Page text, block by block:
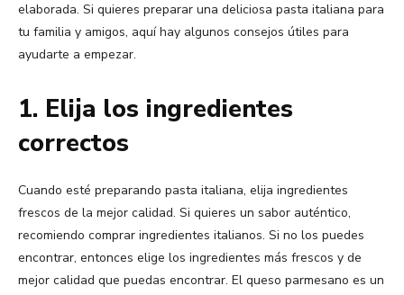
elaborada. Si quieres preparar una deliciosa pasta italiana para
tu familia y amigos, aquí hay algunos consejos útiles para
ayudarte a empezar.
1. Elija los ingredientes
correctos
Cuando esté preparando pasta italiana, elija ingredientes
frescos de la mejor calidad. Si quieres un sabor auténtico,
recomiendo comprar ingredientes italianos. Si no los puedes
encontrar, entonces elige los ingredientes más frescos y de
mejor calidad que puedas encontrar. El queso parmesano es un